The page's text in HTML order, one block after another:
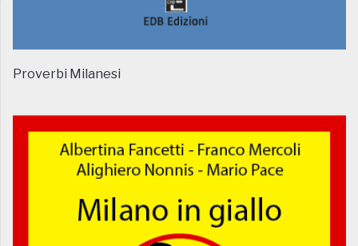
Proverbi Milanesi